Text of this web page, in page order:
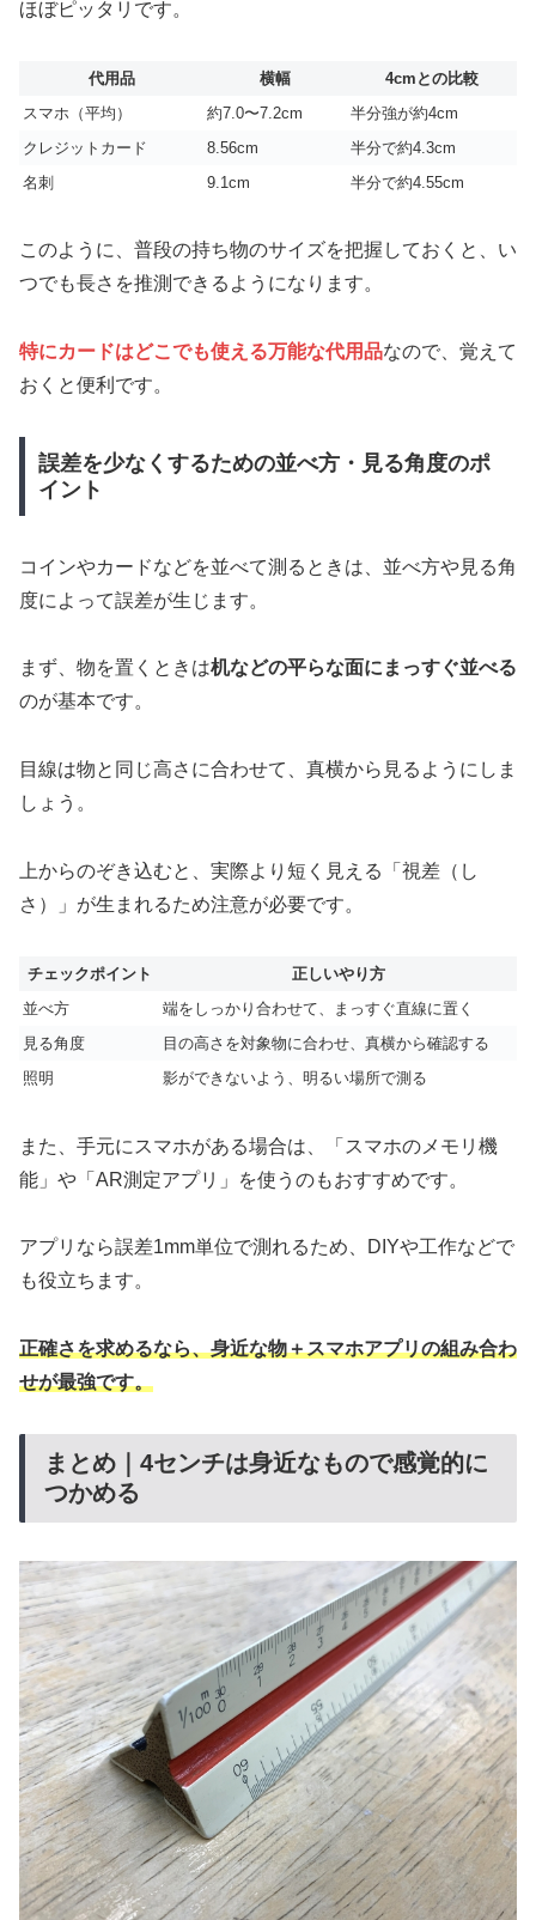
ほぼピッタリです。
代用品 横幅
4cmとの比較
スマホ（平均）
約7.0〜7.2cm
半分強が約4cm
クレジットカード
8.56cm
半分で約4.3cm
名刺
9.1cm 半分で約4.55cm
このように、普段の持ち物のサイズを把握しておくと、い
つでも長さを推測できるようになります。
特にカードはどこでも使える万能な代用品なので、覚えて
おくと便利です。
誤差を少なくするための並べ方・見る角度のポ
イント
コインやカードなどを並べて測るときは、並べ方や見る角
度によって誤差が生じます。
まず、物を置くときは机などの平らな面にまっすぐ並べる
のが基本です。
目線は物と同じ高さに合わせて、真横から見るようにしま
しょう。
上からのぞき込むと、実際より短く見える「視差（し
さ）」が生まれるため注意が必要です。
チェックポイント
正しいやり方
並べ方
端をしっかり合わせて、まっすぐ直線に置く
見る角度
目の高さを対象物に合わせ、真横から確認する
照明
影ができないよう、明るい場所で測る
また、手元にスマホがある場合は、「スマホのメモリ機
能」や「AR測定アプリ」を使うのもおすすめです。
アプリなら誤差1mm単位で測れるため、DIYや工作などで
も役立ちます。
正確さを求めるなら、身近な物＋スマホアプリの組み合わ
せが最強です。
まとめ｜4センチは身近なもので感覚的に
つかめる